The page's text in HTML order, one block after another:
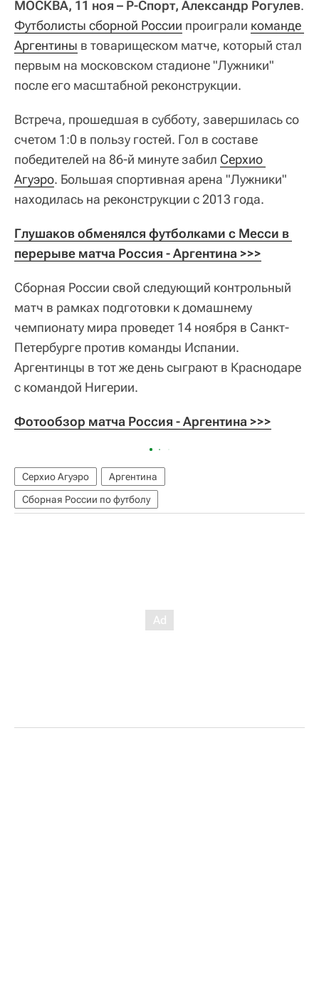
МОСКВА, 11 ноя – Р-Спорт, Александр Рогулев.
Футболисты сборной России проиграли команде
Аргентины в товарищеском матче, который стал
первым на московском стадионе "Лужники"
после его масштабной реконструкции.
Встреча, прошедшая в субботу, завершилась со
счетом 1:0 в пользу гостей. Гол в составе
победителей на 86-й минуте забил Серхио
Агуэро. Большая спортивная арена "Лужники"
находилась на реконструкции с 2013 года.
Глушаков обменялся футболками с Месси в
перерыве матча Россия - Аргентина >>>
Сборная России свой следующий контрольный
матч в рамках подготовки к домашнему
чемпионату мира проведет 14 ноября в Санкт-
Петербурге против команды Испании.
Аргентинцы в тот же день сыграют в Краснодаре
с командой Нигерии.
Фотообзор матча Россия - Аргентина >>>
Серхио Агуэро
Аргентина
Сборная России по футболу